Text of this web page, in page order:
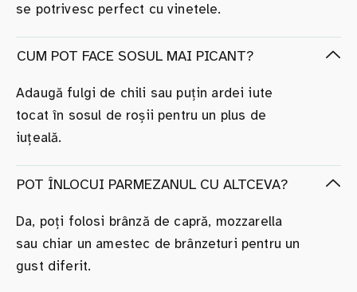
se potrivesc perfect cu vinetele.
CUM POT FACE SOSUL MAI PICANT?
Adaugă fulgi de chili sau puțin ardei iute
tocat în sosul de roșii pentru un plus de
iuțeală.
POT ÎNLOCUI PARMEZANUL CU ALTCEVA?
Da, poți folosi brânză de capră, mozzarella
sau chiar un amestec de brânzeturi pentru un
gust diferit.